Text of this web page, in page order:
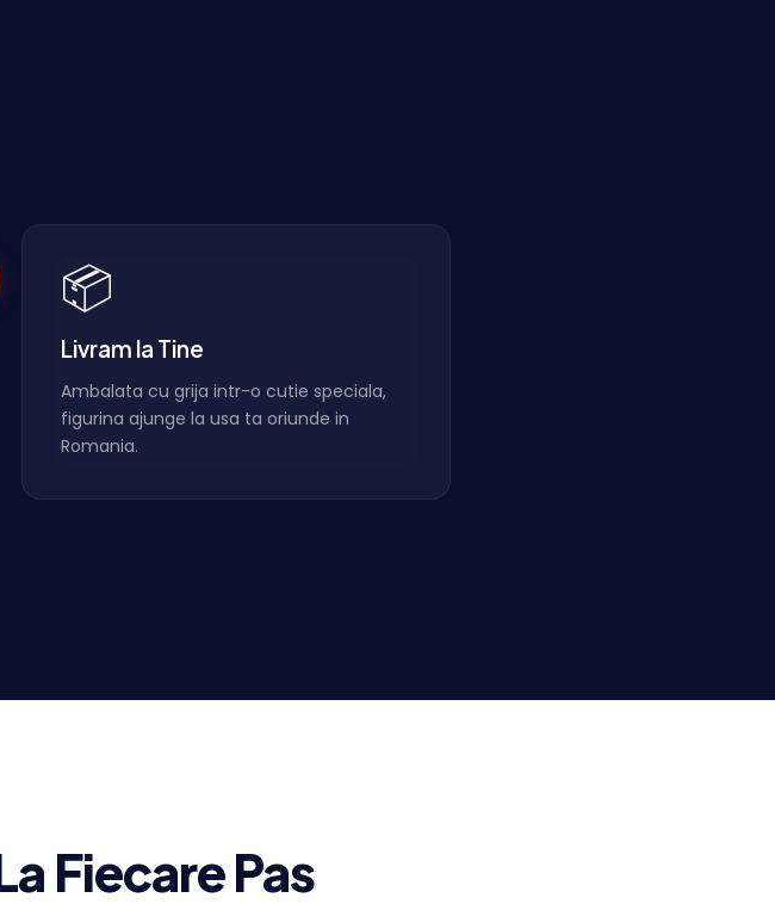
📦
Livram la Tine
Ambalata cu grija intr-o cutie speciala,
figurina ajunge la usa ta oriunde in
Romania.
Fiecare Pas